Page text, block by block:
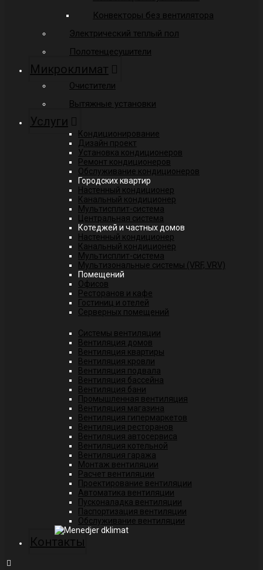
Конвекторы без вентилятора
Электрический теплый пол
Полотенцесушители
Микроклимат
Очистители
Вытяжные установки
Услуги
Кондиционирование
Дизайн проект
Установка кондиционеров
Ремонт кондиционеров
Обслуживание кондиционеров
Городских квартир
Настенный кондиционер
Канальный кондиционер
Мультисплит-система
Центральная система
Котеджей и частных домов
Настенный кондиционер
Канальный кондиционер
Мультисплит-система
Мультизональные системы (VRF, VRV)
Помещений
Офисов
Ресторанов и кафе
Гостиниц и отелей
Серверных помещений
Системы вентиляции
Вентиляция домов
Вентиляция квартиры
Вентиляция кровли
Вентиляция подвала
Вентиляция бассейна
Вентиляция бани
Промышленная вентиляция
Вентиляция магазина
Вентиляция гипермаркетов
Вентиляция ресторанов
Вентиляция автосервиса
Вентиляция котельной
Вентиляция гаража
Монтаж вентиляции
Расчет вентиляции
Проектирование вентиляции
Автоматика вентиляции
Пусконаладка вентиляции
Паспортизация вентиляции
Обслуживание вентиляции
Контакты